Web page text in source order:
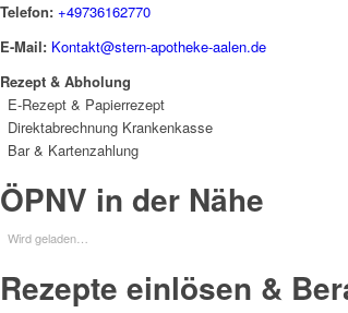
Telefon: +49736162770
E-Mail: Kontakt@stern-apotheke-aalen.de
Rezept & Abholung
E-Rezept & Papierrezept
Direktabrechnung Krankenkasse
Bar & Kartenzahlung
ÖPNV in der Nähe
Wird geladen…
Rezepte einlösen &